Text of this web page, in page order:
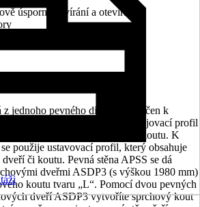
úsporné zavírání a otevírání
k montáži, Záruční list
z jednoho pevného dílu a není určen k
Součástí balení je rohový spojovací profil
dveřím či sprchovému koutu. K
použije ustavovací profil, který obsahuje
či koutu. Pevná stěna APSS se dá
dveřmi ASDP3 (s výškou 1980 mm)
koutu tvaru „L“. Pomocí dvou pevných
dveří ASDP3 vytvoříte sprchový kout